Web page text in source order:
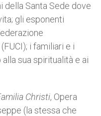
della Santa Sede dove
gli esponenti
i familiari e i
sua spiritualità e ai
Christi, Opera
(la stessa che